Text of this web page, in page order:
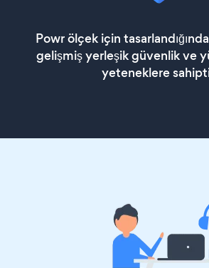
Powr ölçek için
gelişmiş yerleşik güvenlik ve
yeteneklere